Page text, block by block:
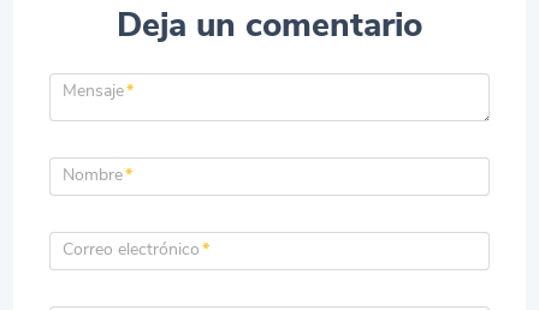
Deja un comentario
Mensaje*
Nombre*
Correo electrónico*